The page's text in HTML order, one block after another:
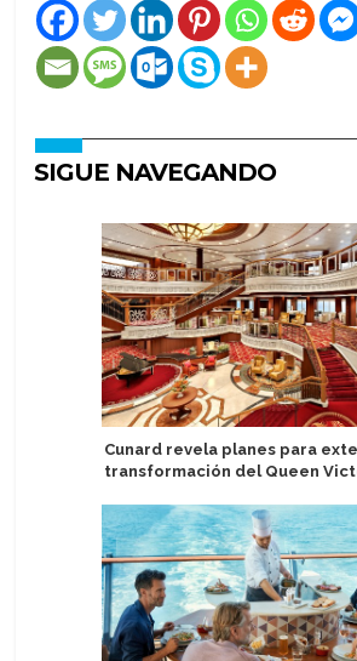
SIGUE NAVEGANDO
Cunard revela planes para
transformación del Queen